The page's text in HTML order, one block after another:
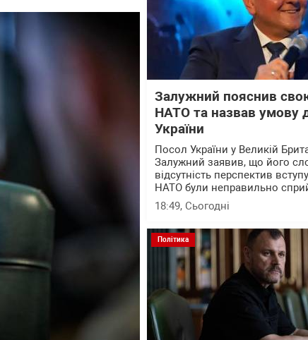
Залужний пояснив
НАТО та назвав умову
України
Посол України у Великій
Залужний заявив, що його
відсутність перспектив
НАТО були неправильно
18:49, Сьогодні
Політика